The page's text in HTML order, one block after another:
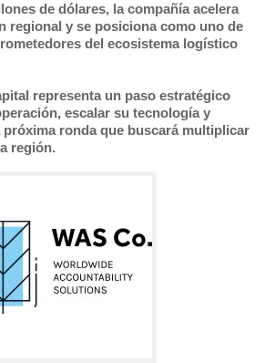
de dólares, la compañía acelera
regional y se posiciona como uno de
del ecosistema logístico
representa un paso estratégico
escalar su tecnología y
próxima ronda que buscará multiplicar
región.